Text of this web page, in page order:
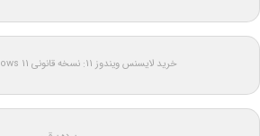
خرید لایسنس ویندوز 11: نسخه قانونی Windows 11 اورجینال